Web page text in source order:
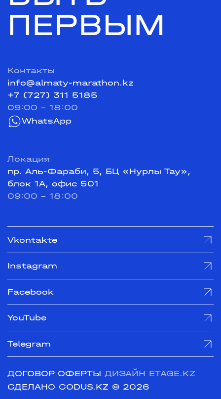
ПЕРВЫМ
Контакты
info@almaty-marathon.kz
+7 (727) 311 5185
09:00 - 18:00
WhatsApp
Локация
пр. Аль-Фараби, 5, БЦ «Нурлы Тау»,
блок 1А, офис 501
09:00 - 18:00
Vkontakte
Instagram
Facebook
YouTube
Telegram
ДОГОВОР ОФЕРТЫ ДИЗАЙН ETAGE.KZ
СДЕЛАНО CODUS.KZ © 2026